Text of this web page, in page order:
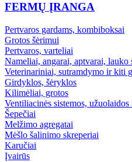
FERMŲ ĮRANGA
Pertvaros gardams, kombiboksai
Grotos šėrimui
Pertvaros, varteliai
Nameliai, angarai, aptvarai, lauko
Veterinariniai, sutramdymo ir kiti
Girdyklos, šėryklos
Kilimėliai, grotos
Ventiliacinės sistemos, užuolaidos
Šepečiai
Melžimo agregatai
Mėšlo šalinimo skreperiai
Karučiai
Įvairūs